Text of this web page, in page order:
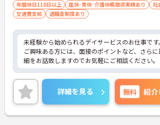
年間休日110日以上
産休･育休･介護休暇取得実績あり
社
交通費支給
退職金制度あり
未経験から始められるデイサービスのお仕事です。
ご興味ある方には、面接のポイントなど、さらに
細をお話致しますのでお気軽にご相談ください。
詳細を見る 無料 紹介